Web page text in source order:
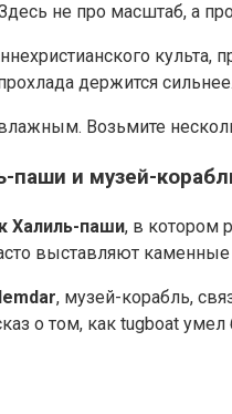
не про масштаб, а
культа,
держится сильнее.
Возьмите
паши и музей-
Халиль-паши, в котором
выставляют
, музей-корабль,
о том, как tugboat